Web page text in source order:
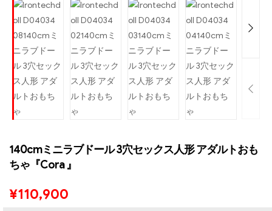
140cmミニラブドール 3穴セックス人形 アダルトおも
ちゃ『Cora 』
¥110,900